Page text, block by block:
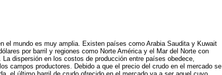
el mundo es muy amplia. Existen países como Arabia Saudita y Kuwait
por barril y regiones como Norte América y el Mar del Norte con
dispersión en los costos de producción entre países obedece,
campos productores. Debido a que el precio del crudo en el mercado se